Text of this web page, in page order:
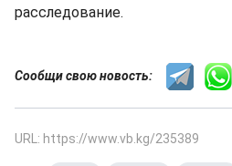
расследование.
Сообщи свою новость:
URL: https://www.vb.kg/235389